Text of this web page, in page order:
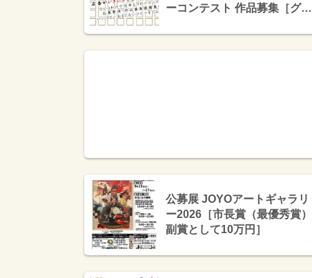
ーコンテスト 作品募集［グラ
公募展 JOYOアートギャラリ
ー2026［市長賞（最優秀賞）
副賞として10万円］